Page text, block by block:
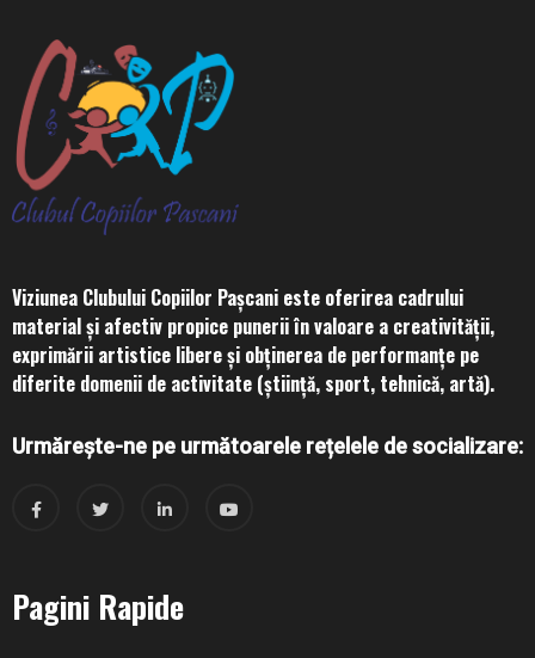
Viziunea Clubului Copiilor Pașcani este oferirea cadrului
material și afectiv propice punerii în valoare a creativității,
exprimării artistice libere și obținerea de performanțe pe
diferite domenii de activitate (știință, sport, tehnică, artă).
Urmărește-ne pe următoarele rețelele de socializare:
Pagini Rapide